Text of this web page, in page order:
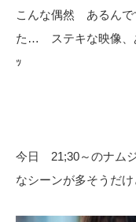
こんな偶然 あるん
た… ステキな映像、
ｯ
今日 21;30～のナム
なシーンが多そうだ